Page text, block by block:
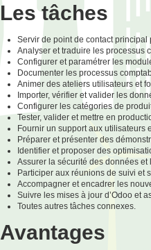
Les tâches
Servir de point de contact
Analyser et traduire les processus
Configurer et paramétrer les
Documenter les processus
Animer des ateliers utilisateurs et
Importer, vérifier et valider les
Configurer les catégories de
Tester, valider et mettre en
Fournir un support aux utilisateurs
Préparer et présenter des
Identifier et proposer des
Assurer la sécurité des données
Participer aux réunions de suivi et
Accompagner et encadrer les
Suivre les mises à jour d’Odoo et
Toutes autres tâches connexes.
Avantages